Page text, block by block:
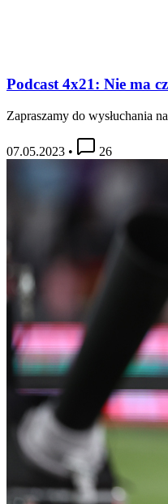
Podcast 4x21: Nie ma
Zapraszamy do wysłuchania
07.05.2023 • 26